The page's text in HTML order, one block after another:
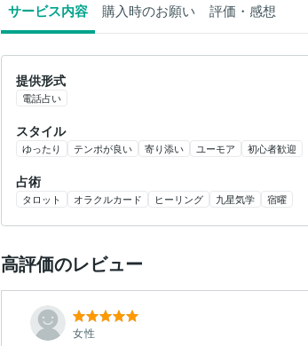
サービス内容 購入時のお願い 評価・感想
提供形式
電話占い
スタイル
ゆったり テンポが良い 寄り添い ユーモア 初心者歓迎
占術
タロット オラクルカード ヒーリング 九星気学 宿曜
高評価のレビュー
女性